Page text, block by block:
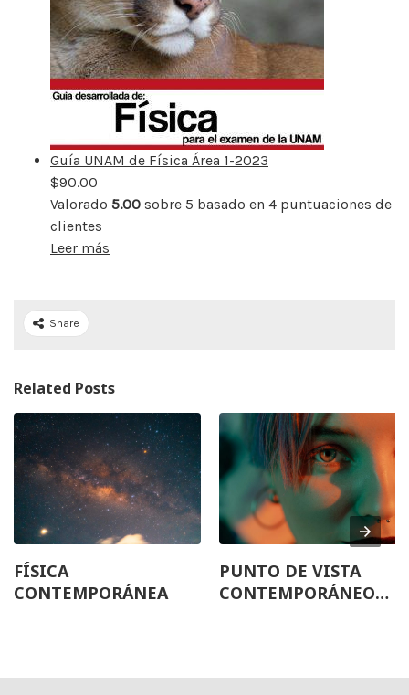
Guía UNAM de Física Área 1-2023
$90.00
Valorado 5.00 sobre 5 basado en 4 puntuaciones de
clientes
Leer más
Share
Related Posts
FÍSICA
CONTEMPORÁNEA
PUNTO DE VISTA
CONTEMPORÁNEO